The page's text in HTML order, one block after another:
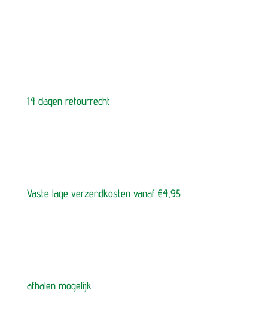
14 dagen retourrecht
Vaste lage verzendkosten vanaf €4,95
afhalen mogelijk